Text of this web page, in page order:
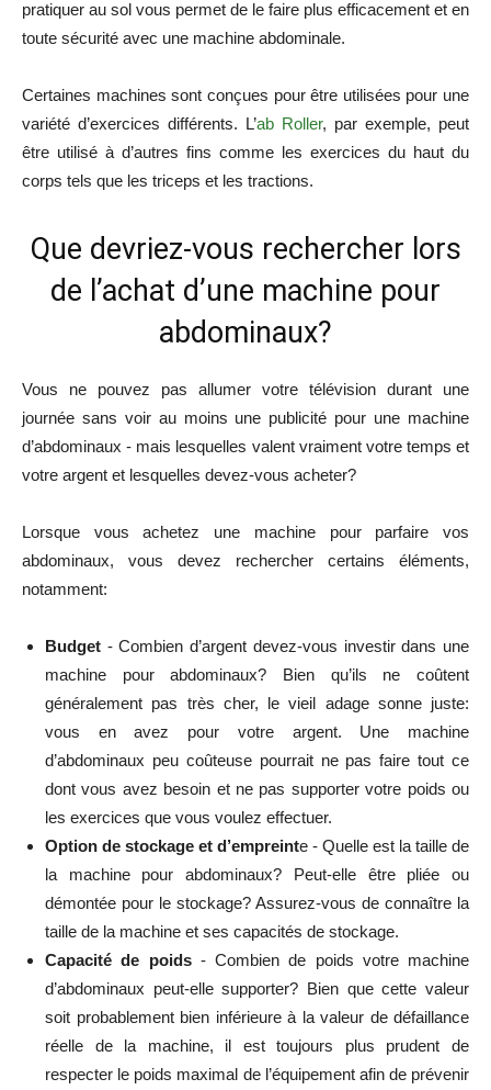
pratiquer au sol vous permet de le faire plus efficacement et en
toute sécurité avec une machine abdominale.
Certaines machines sont conçues pour être utilisées pour une
variété d’exercices différents. L’ab Roller, par exemple, peut
être utilisé à d’autres fins comme les exercices du haut du
corps tels que les triceps et les tractions.
Que devriez-vous rechercher lors
de l’achat d’une machine pour
abdominaux?
Vous ne pouvez pas allumer votre télévision durant une
journée sans voir au moins une publicité pour une machine
d’abdominaux - mais lesquelles valent vraiment votre temps et
votre argent et lesquelles devez-vous acheter?
Lorsque vous achetez une machine pour parfaire vos
abdominaux, vous devez rechercher certains éléments,
notamment:
Budget - Combien d’argent devez-vous investir dans une
machine pour abdominaux? Bien qu’ils ne coûtent
généralement pas très cher, le vieil adage sonne juste:
vous en avez pour votre argent. Une machine
d’abdominaux peu coûteuse pourrait ne pas faire tout ce
dont vous avez besoin et ne pas supporter votre poids ou
les exercices que vous voulez effectuer.
Option de stockage et d’empreinte - Quelle est la taille de
la machine pour abdominaux? Peut-elle être pliée ou
démontée pour le stockage? Assurez-vous de connaître la
taille de la machine et ses capacités de stockage.
Capacité de poids- Combien de poids votre machine
d’abdominaux peut-elle supporter? Bien que cette valeur
soit probablement bien inférieure à la valeur de défaillance
réelle de la machine, il est toujours plus prudent de
respecter le poids maximal de l’équipement afin de prévenir